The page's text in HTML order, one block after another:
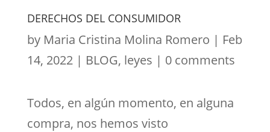
DERECHOS DEL CONSUMIDOR
by Maria Cristina Molina Romero | Feb
14, 2022| BLOG, leyes | 0 comments
Todos, en algún momento, en alguna
compra, nos hemos visto